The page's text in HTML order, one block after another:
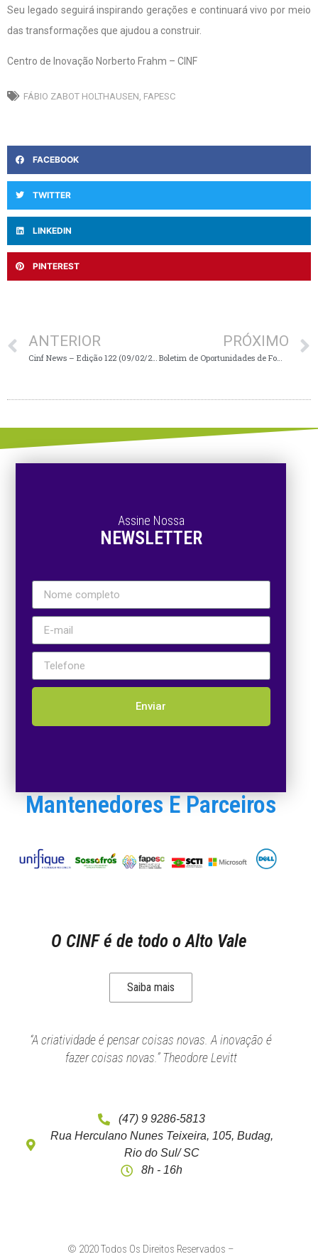
Seu legado seguirá inspirando gerações e continuará vivo por meio
das transformações que ajudou a construir.
Centro de Inovação Norberto Frahm – CINF
FÁBIO ZABOT HOLTHAUSEN FAPESC
FACEBOOK
TWITTER
LINKEDIN
PINTEREST
ANTERIOR PRÓXIMO
Boletim de Oportunidades de Fomento à Inovação – Fevereiro/2026
Assine Nossa
NEWSLETTER
Enviar
Mantenedores E Parceiros
O CINF é de todo o Alto Vale
Saiba mais
“A criatividade é pensar coisas novas. A inovação é
fazer coisas novas.” Theodore Levitt
(47) 9 9286-5813
Rua Herculano Nunes Teixeira, 105, Budag,
Rio do Sul/ SC
8h - 16h
© 2020 Todos Os Direitos Reservados –